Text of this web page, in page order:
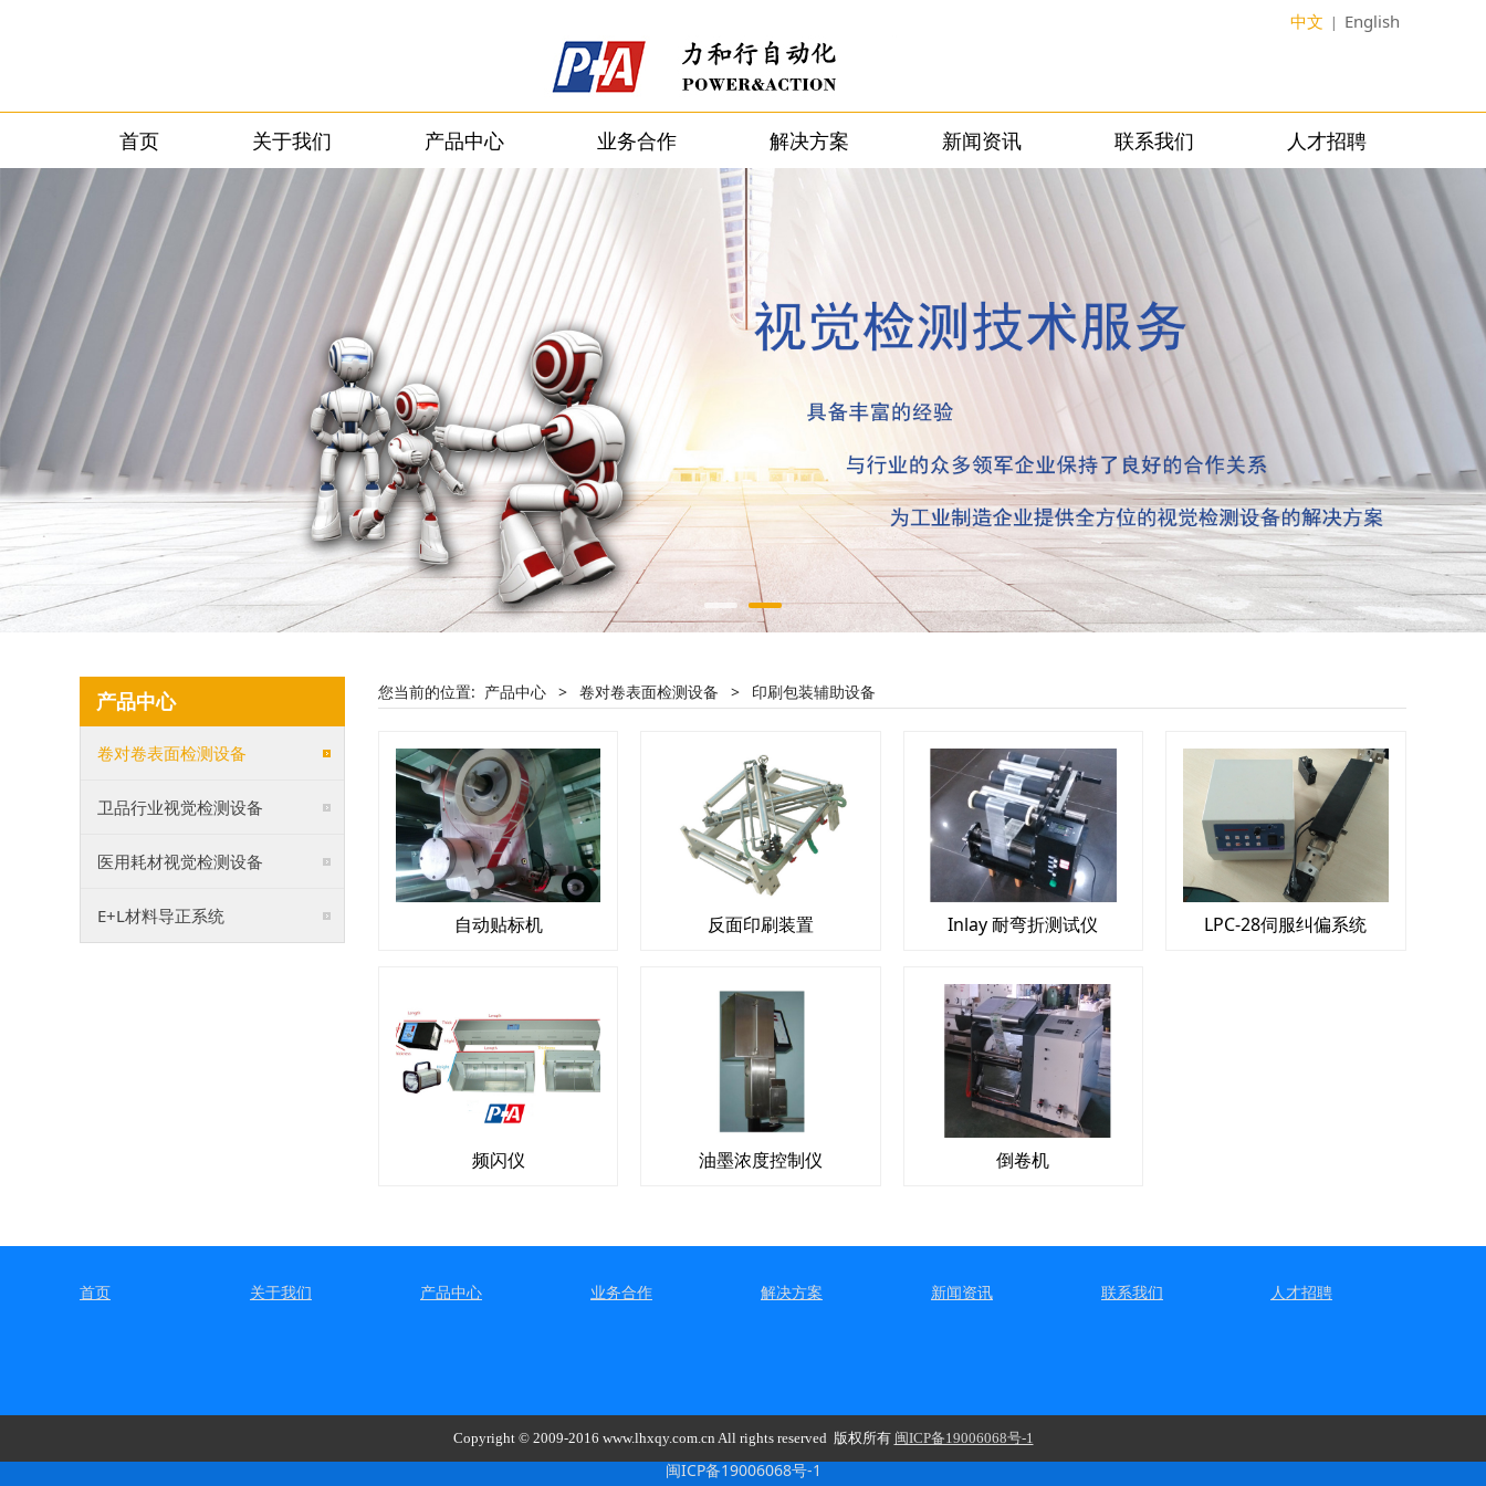
中文 | English
首页 关于我们 产品中心 业务合作 解决方案 新闻资讯 联系我们 人才招聘
产品中心
卷对卷表面检测设备
卫品行业视觉检测设备
医用耗材视觉检测设备
E+L材料导正系统
您当前的位置: 产品中心 > 卷对卷表面检测设备 > 印刷包装辅助设备
自动贴标机 反面印刷装置 Inlay 耐弯折测试仪 LPC-28伺服纠偏系统
频闪仪 油墨浓度控制仪 倒卷机
首页 关于我们 产品中心 业务合作 解决方案 新闻资讯 联系我们 人才招聘
Copyright © 2009-2016 www.lhxqy.com.cn All rights reserved 版权所有 闽ICP备19006068号-1
闽ICP备19006068号-1